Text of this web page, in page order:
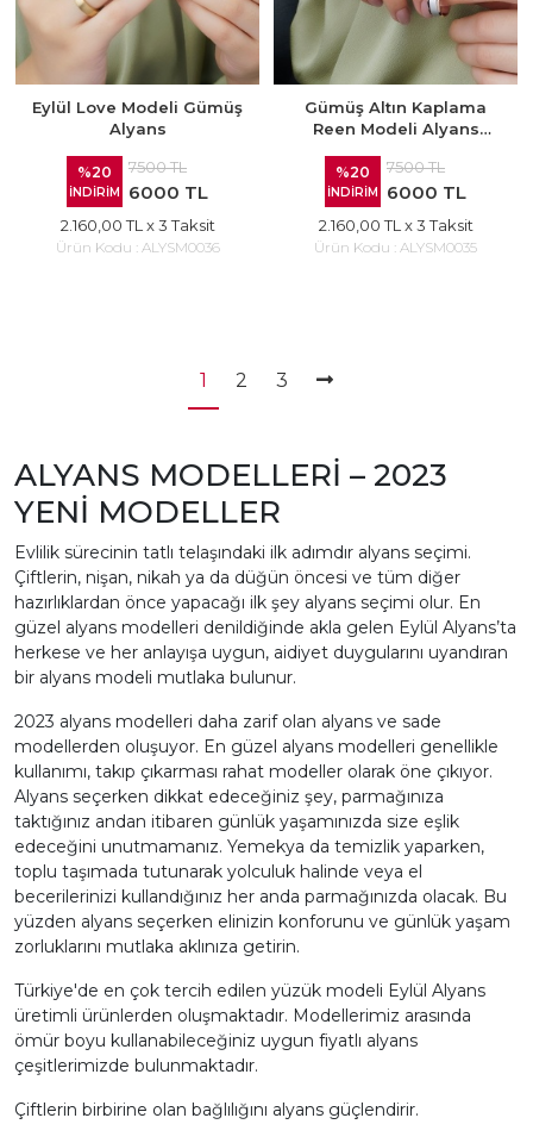
Eylül Love Modeli Gümüş
Alyans
%20
İNDİRİM
7500 TL
6000 TL
2.160,00 TL x 3 Taksit
Ürün Kodu : ALYSM0036
Gümüş Altın Kaplama
Reen Modeli Alyans
%20
İNDİRİM
7500 TL
6000 TL
2.160,00 TL x 3 Taksit
Ürün Kodu : ALYSM0035
1 2 3
ALYANS MODELLERİ – 2023
YENİ MODELLER
Evlilik sürecinin tatlı telaşındaki ilk adımdır alyans seçimi.
Çiftlerin, nişan, nikah ya da düğün öncesi ve tüm diğer
hazırlıklardan önce yapacağı ilk şey alyans seçimi olur. En
güzel alyans modelleri denildiğinde akla gelen Eylül Alyans’ta
herkese ve her anlayışa uygun, aidiyet duygularını uyandıran
bir alyans modeli mutlaka bulunur.
2023 alyans modelleri daha zarif olan alyans ve sade
modellerden oluşuyor. En güzel alyans modelleri genellikle
kullanımı, takıp çıkarması rahat modeller olarak öne çıkıyor.
Alyans seçerken dikkat edeceğiniz şey, parmağınıza
taktığınız andan itibaren günlük yaşamınızda size eşlik
edeceğini unutmamanız. Yemekya da temizlik yaparken,
toplu taşımada tutunarak yolculuk halinde veya el
becerilerinizi kullandığınız her anda parmağınızda olacak. Bu
yüzden alyans seçerken elinizin konforunu ve günlük yaşam
zorluklarını mutlaka aklınıza getirin.
Türkiye'de en çok tercih edilen yüzük modeli Eylül Alyans
üretimli ürünlerden oluşmaktadır. Modellerimiz arasında
ömür boyu kullanabileceğiniz uygun fiyatlı alyans
çeşitlerimizde bulunmaktadır.
Çiftlerin birbirine olan bağlılığını alyans güçlendirir.